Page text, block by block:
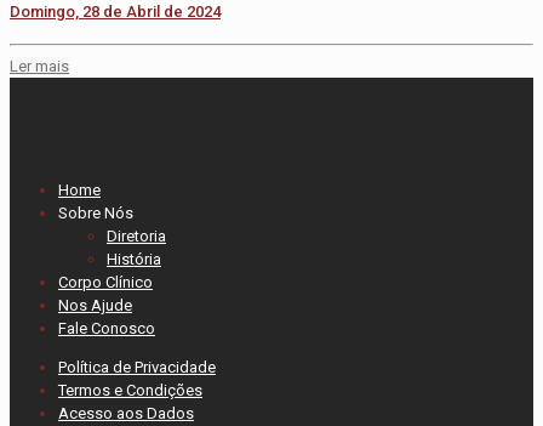
Domingo, 28 de Abril de 2024
Ler mais
Home
Sobre Nós
Diretoria
História
Corpo Clínico
Nos Ajude
Fale Conosco
Política de Privacidade
Termos e Condições
Acesso aos Dados